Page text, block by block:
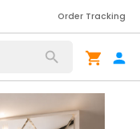
Order Tracking